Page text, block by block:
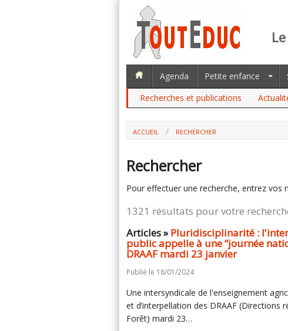
Agenda Petite enfance
Recherches et publications
ACCUEIL RECHERCHER
Rechercher
Pour effectuer une recherche, entrez vos
1321 résultats pour votre
Articles »Pluridisciplinarité :
public appelle à une “journée
DRAAF mardi 23 janvier
Publié le 18/01/2024
Une intersyndicale de l'enseignement
et d’interpellation des DRAAF
Forêt) mardi 23…